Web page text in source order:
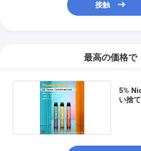
接触
最高の価格で
5%
い捨